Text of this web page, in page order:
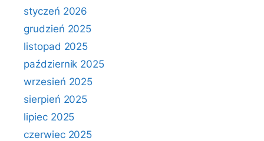
styczeń 2026
grudzień 2025
listopad 2025
październik 2025
wrzesień 2025
sierpień 2025
lipiec 2025
czerwiec 2025